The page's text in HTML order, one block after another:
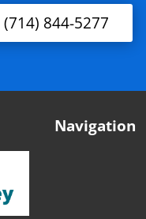
(714) 844-5277
Navigation